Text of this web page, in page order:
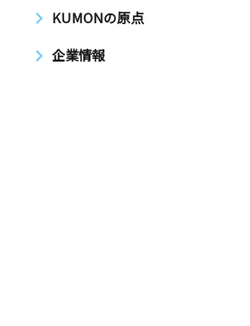
KUMONの原点
企業情報